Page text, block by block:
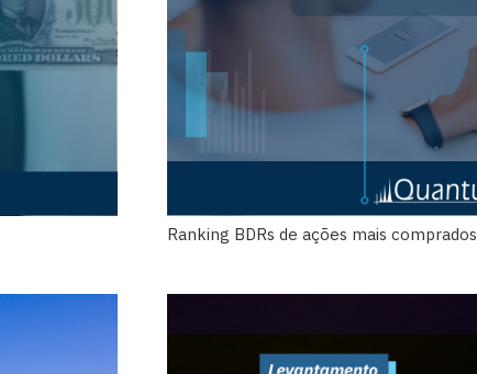
Ranking BDRs de ações mais comprados